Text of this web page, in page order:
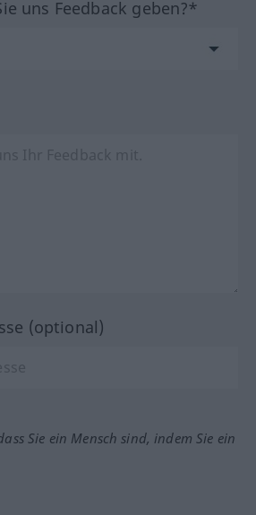
uns Feedback geben?*
(optional)
Sie ein Mensch sind, indem Sie ein